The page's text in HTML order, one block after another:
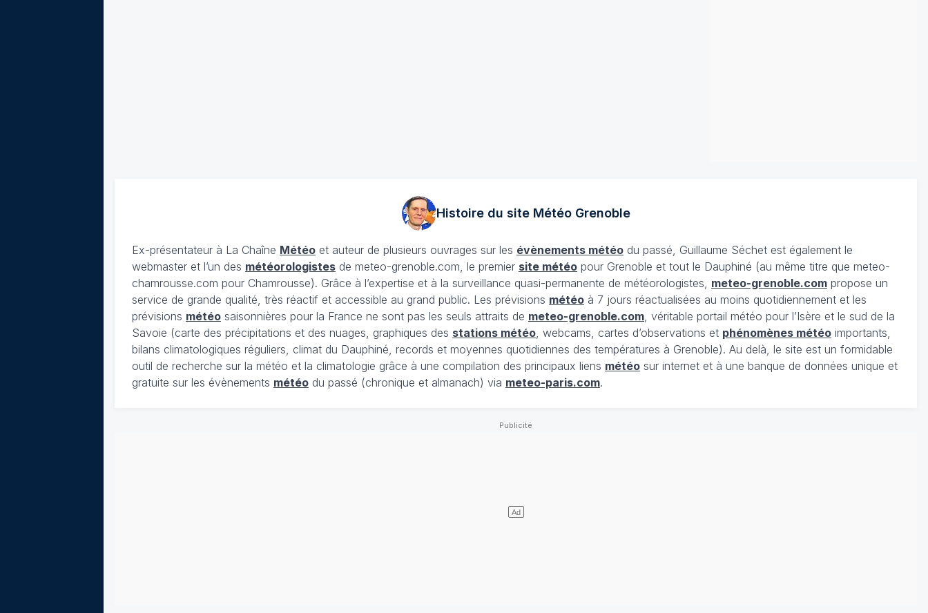
Histoire du site MétéoGrenoble
Ex-présentateur à La Chaîne Météo et auteur de plusieurs ouvrages sur les évènements météo du passé, Guillaume Séchet est également le
webmaster et l’un des météorologistes de meteo-grenoble.com, le premier site météo pour Grenoble et tout le Dauphiné (au même titre que meteo-
chamrousse.com pour Chamrousse). Grâce à l’expertise et à la surveillance quasi-permanente de météorologistes, meteo-grenoble.com propose un
service de grande qualité, très réactif et accessible au grand public. Les prévisions météo à 7 jours réactualisées au moins quotidiennement et les
prévisions météo saisonnières pour la France ne sont pas les seuls attraits de meteo-grenoble.com , véritable portail météo pour l’Isère et le sud de la
Savoie (carte des précipitations et des nuages, graphiques des stations météo , webcams, cartes d’observations et phénomènes météo importants,
bilans climatologiques réguliers, climat du Dauphiné, records et moyennes quotidiennes des températures à Grenoble). Au delà, le site est un formidable
outil de recherche sur la météo et la climatologie grâce à une compilation des principaux liens météo sur internet et à une banque de données unique et
gratuite sur les évènements météo du passé (chronique et almanach) via meteo-paris.com.